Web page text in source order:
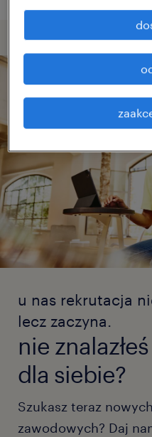
u nas rekrutacja
lecz zaczyna.
nie
dla siebie?
Szukasz teraz
zawodowych? Daj